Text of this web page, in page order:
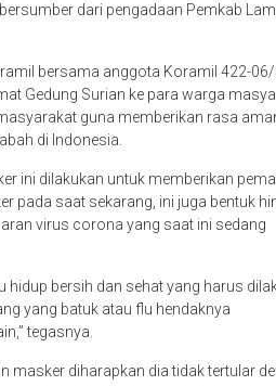
dari pengadaan Pemkab
bersama anggota Koramil 422-
Gedung Surian ke para warga
guna memberikan rasa
di Indonesia.
ini dilakukan untuk memberikan
pada saat sekarang, ini juga bentuk
virus corona yang saat ini sedang
hidup bersih dan sehat yang harus
yang batuk atau flu hendaknya
tegasnya.
masker diharapkan dia tidak tertular